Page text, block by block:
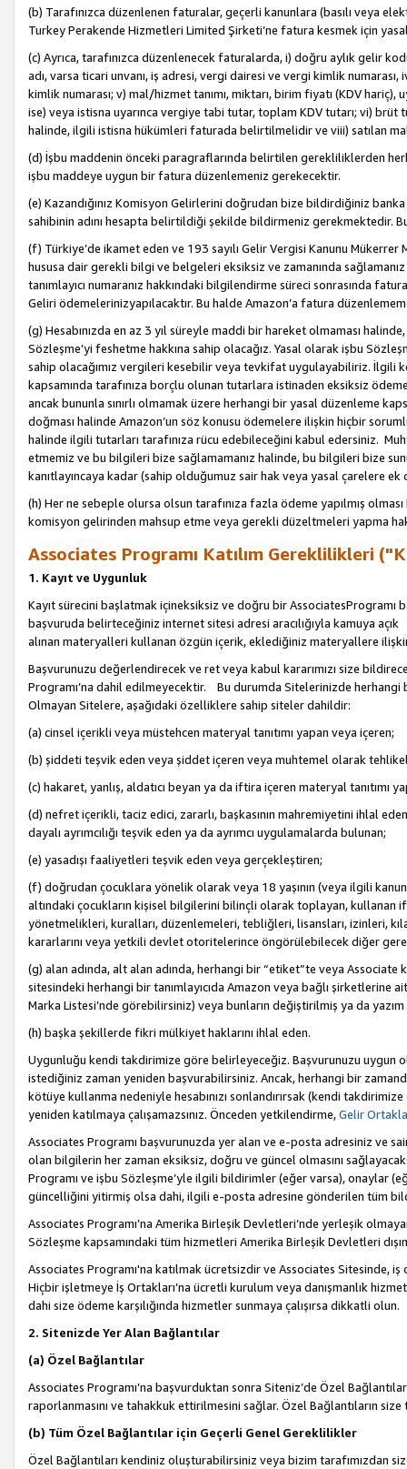
(b) Tarafınızca düzenlenen faturalar, geçerli kanunlara (basılı veya
Turkey Perakende Hizmetleri Limited Şirketi’ne fatura kesmek için
(c) Ayrıca, tarafınızca düzenlenecek faturalarda, i) doğru aylık gelir
adı, varsa ticari unvanı, iş adresi, vergi dairesi ve vergi kimlik
kimlik numarası; v) mal/hizmet tanımı, miktarı, birim fiyatı (KDV
ise) veya istisna uyarınca vergiye tabi tutar, toplam KDV tutarı; vi) brüt
halinde, ilgili istisna hükümleri faturada belirtilmelidir ve viii) satılan
(d) İşbu maddenin önceki paragraflarında belirtilen gerekliliklerden
işbu maddeye uygun bir fatura düzenlemeniz gerekecektir.
(e) Kazandığınız Komisyon Gelirlerini doğrudan bize bildirdiğiniz banka
sahibinin adını hesapta belirtildiği şekilde bildirmeniz gerekmektedir.
(f) Türkiye’de ikamet eden ve 193 sayılı Gelir Vergisi Kanunu
hususa dair gerekli bilgi ve belgeleri eksiksiz ve zamanında
tanımlayıcı numaranız hakkındaki bilgilendirme süreci sonrasında
Geliri ödemelerinizyapılacaktır. Bu halde Amazon’a fatura
(g) Hesabınızda en az 3 yıl süreyle maddi bir hareket olmaması
Sözleşme’yi feshetme hakkına sahip olacağız. Yasal olarak işbu
sahip olacağımız vergileri kesebilir veya tevkifat uygulayabiliriz. İlgili
kapsamında tarafınıza borçlu olunan tutarlara istinaden eksiksiz
ancak bununla sınırlı olmamak üzere herhangi bir yasal düzenleme
doğması halinde Amazon’un söz konusu ödemelere ilişkin hiçbir
halinde ilgili tutarları tarafınıza rücu edebileceğini kabul edersiniz.
etmemiz ve bu bilgileri bize sağlamamanız halinde, bu bilgileri bize
kanıtlayıncaya kadar (sahip olduğumuz sair hak veya yasal çarelere
(h) Her ne sebeple olursa olsun tarafınıza fazla ödeme yapılmış
komisyon gelirinden mahsup etme veya gerekli düzeltmeleri yapma
Associates Programı Katılım Gereklilikleri
1. Kayıt ve Uygunluk
Kayıt sürecini başlatmak içineksiksiz ve doğru bir AssociatesProgramı
başvuruda belirteceğiniz internet sitesi adresi aracılığıyla kamuya
alınan materyalleri kullanan özgün içerik, eklediğiniz materyallere
Başvurunuzu değerlendirecek ve ret veya kabul kararımızı size
Programı’na dahil edilmeyecektir. Bu durumda Sitelerinizde herhangi
Olmayan Sitelere, aşağıdaki özelliklere sahip siteler dahildir:
(a) cinsel içerikli veya müstehcen materyal tanıtımı yapan veya içeren;
(b) şiddeti teşvik eden veya şiddet içeren veya muhtemel olarak
(c) hakaret, yanlış, aldatıcı beyan ya da iftira içeren materyal tanıtımı
(d) nefret içerikli, taciz edici, zararlı, başkasının mahremiyetini ihlal
dayalı ayrımcılığı teşvik eden ya da ayrımcı uygulamalarda bulunan;
(e) yasadışı faaliyetleri teşvik eden veya gerçekleştiren;
(f) doğrudan çocuklara yönelik olarak veya 18 yaşının (veya ilgili
altındaki çocukların kişisel bilgilerini bilinçli olarak toplayan, kullanan
yönetmelikleri, kuralları, düzenlemeleri, tebliğleri, lisansları, izinleri,
kararlarını veya yetkili devlet otoritelerince öngörülebilecek diğer
(g) alan adında, alt alan adında, herhangi bir “etiket”te veya
sitesindeki herhangi bir tanımlayıcıda Amazon veya bağlı şirketlerine
Marka Listesi’nde görebilirsiniz) veya bunların değiştirilmiş ya da
(h) başka şekillerde fikri mülkiyet haklarını ihlal eden.
Uygunluğu kendi takdirimize göre belirleyeceğiz. Başvurunuzu uygun
istediğiniz zaman yeniden başvurabilirsiniz. Ancak, herhangi bir
kötüye kullanma nedeniyle hesabınızı sonlandırırsak (kendi
yeniden katılmaya çalışamazsınız. Önceden yetkilendirme,Gelir
Associates Programı başvurunuzda yer alan ve e-posta adresiniz ve
olan bilgilerin her zaman eksiksiz, doğru ve güncel olmasını
Programı ve işbu Sözleşme’yle ilgili bildirimler (eğer varsa), onaylar
güncelliğini yitirmiş olsa dahi, ilgili e-posta adresine gönderilen tüm
Associates Programı’na Amerika Birleşik Devletleri’nde yerleşik
Sözleşme kapsamındaki tüm hizmetleri Amerika Birleşik Devletleri
Associates Programı'na katılmak ücretsizdir ve Associates Sitesinde,
Hiçbir işletmeye İş Ortakları’na ücretli kurulum veya danışmanlık
dahi size ödeme karşılığında hizmetler sunmaya çalışırsa dikkatli olun.
2. Sitenizde Yer Alan Bağlantılar
(a) Özel Bağlantılar
Associates Programı’na başvurduktan sonra Siteniz’de Özel
raporlanmasını ve tahakkuk ettirilmesini sağlar. Özel Bağlantıların
(b) Tüm Özel Bağlantılar için Geçerli Genel Gereklilikler
Özel Bağlantıları kendiniz oluşturabilirsiniz veya bizim tarafımızdan